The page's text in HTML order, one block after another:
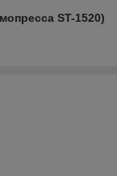
ST-1520)